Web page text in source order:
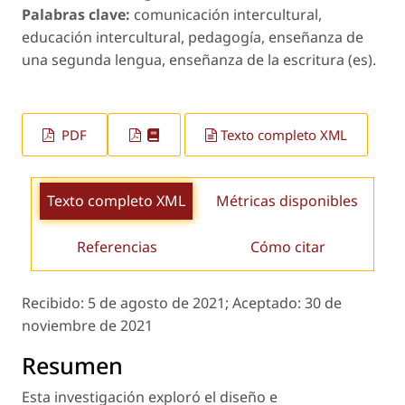
Palabras clave: comunicación intercultural,
educación intercultural, pedagogía, enseñanza de
una segunda lengua, enseñanza de la escritura (es).
PDF Texto completo XML
Texto completo XML Métricas disponibles
Referencias Cómo citar
Recibido: 5 de agosto de 2021; Aceptado: 30 de
noviembre de 2021
Resumen
Esta investigación exploró el diseño e